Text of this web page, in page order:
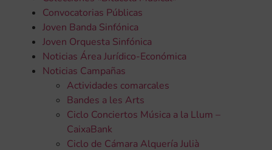
Convocatorias Públicas
Joven Banda Sinfónica
Joven Orquesta Sinfónica
Noticias Área Jurídico-Económica
Noticias Campañas
Actividades comarcales
Bandes a les Arts
Ciclo Conciertos Música a la Llum –
CaixaBank
Ciclo de Cámara Alquería Julià